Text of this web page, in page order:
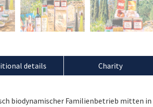
biodynamischer Familienbetrieb mitten in
details Charity